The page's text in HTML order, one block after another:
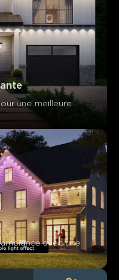
une meilleure
avec une
avis clients